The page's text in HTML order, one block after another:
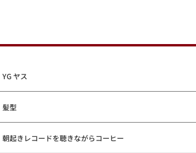
YG ヤス
髪型
朝起きレコードを聴きながらコーヒー